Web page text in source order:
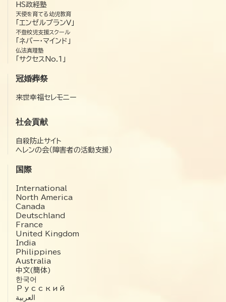
HS政経塾
天使を育てる幼児教育
「エンゼルプランV」
不登校児支援スクール
「ネバー・マインド」
仏法真理塾
「サクセスNo.1」
冠婚葬祭
来世幸福セレモニー
社会貢献
自殺防止サイト
ヘレンの会（障害者の活動支援）
国際
International
North America
Canada
Deutschland
France
United Kingdom
India
Philippines
Australia
中文(簡体)
한국어
Русский
العربية‏